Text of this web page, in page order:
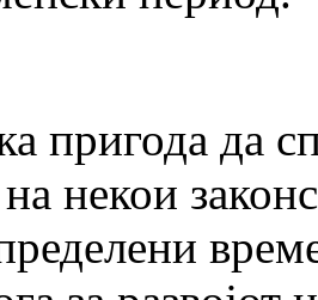
пригода да
некои